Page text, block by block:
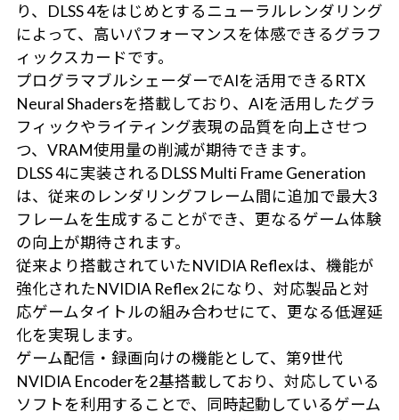
り、DLSS 4をはじめとするニューラルレンダリング
によって、高いパフォーマンスを体感できるグラフ
ィックスカードです。
プログラマブルシェーダーでAIを活用できるRTX
Neural Shadersを搭載しており、AIを活用したグラ
フィックやライティング表現の品質を向上させつ
つ、VRAM使用量の削減が期待できます。
DLSS 4に実装されるDLSS Multi Frame Generation
は、従来のレンダリングフレーム間に追加で最大3
フレームを生成することができ、更なるゲーム体験
の向上が期待されます。
従来より搭載されていたNVIDIA Reflexは、機能が
強化されたNVIDIA Reflex 2になり、対応製品と対
応ゲームタイトルの組み合わせにて、更なる低遅延
化を実現します。
ゲーム配信・録画向けの機能として、第9世代
NVIDIA Encoderを2基搭載しており、対応している
ソフトを利用することで、同時起動しているゲーム